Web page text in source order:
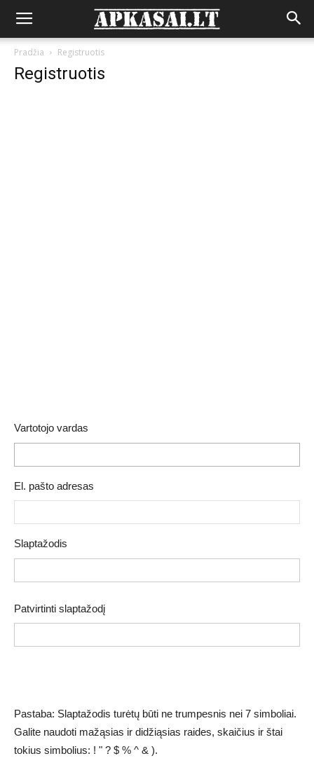
Pradžia Registruotis
Registruotis
Vartotojo vardas
El. pašto adresas
Slaptažodis
Patvirtinti slaptažodį
Pastaba: Slaptažodis turėtų būti ne trumpesnis nei 7 simboliai.
Galite naudoti mažąsias ir didžiąsias raides, skaičius ir štai
tokius simbolius: ! " ? $ % ^ & ).